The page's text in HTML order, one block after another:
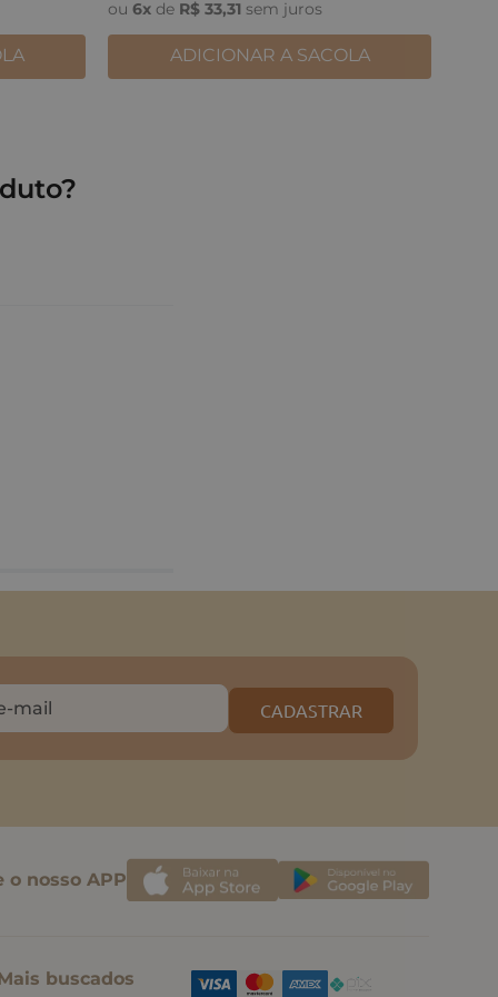
ou 6x de R$ 33,31 sem juros
ADICIONAR A SACOLA
CADASTRAR
o nosso APP
buscados